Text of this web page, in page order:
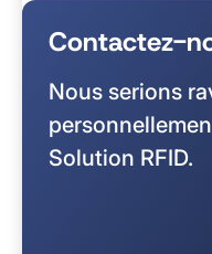
Contactez-
Nous serions
Solution RFID.